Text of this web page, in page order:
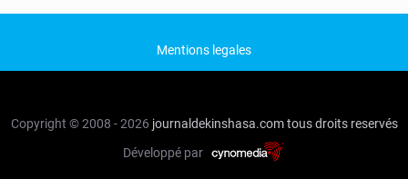
Mentions legales
Copyright © 2008 - 2026 journaldekinshasa.com tous droits reservés
Développé par